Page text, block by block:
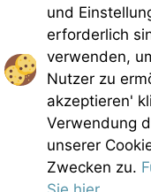
Tél
France
und
erforderlich
verwenden,
Nutzer zu
akzeptieren'
Verwendung
unserer
Zwecken zu.